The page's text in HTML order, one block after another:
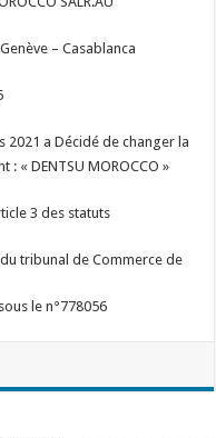
– Casablanca
2021 a Décidé de changer la
« DENTSU MOROCCO »
3 des statuts
tribunal de Commerce de
le n°778056